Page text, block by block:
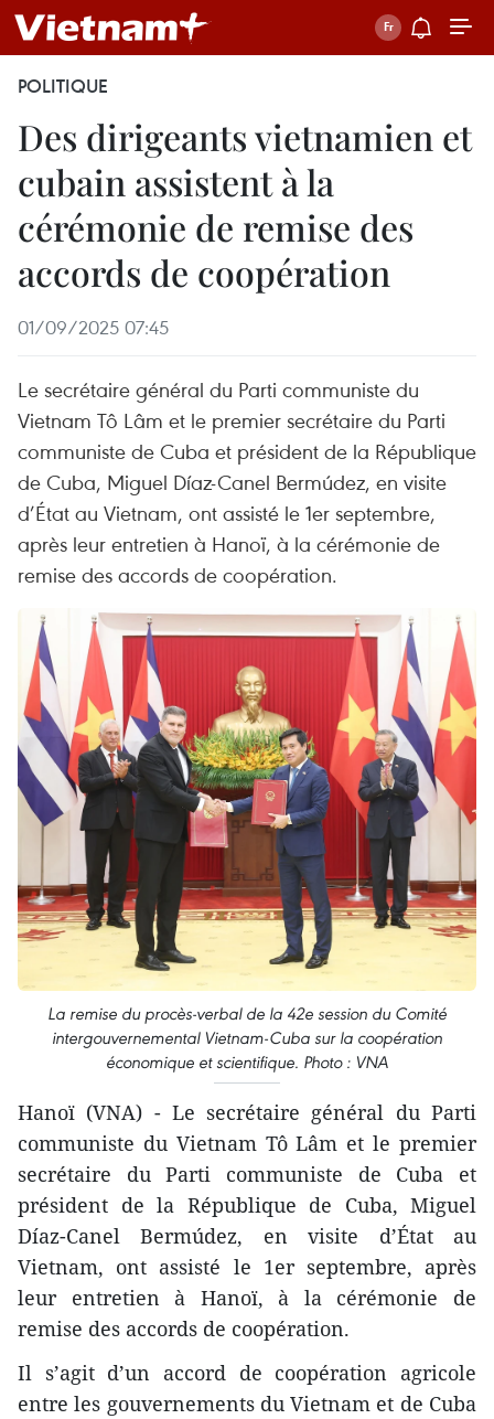
POLITIQUE
Des dirigeants vietnamien et
cubain assistent à la
cérémonie de remise des
accords de coopération
01/09/2025 07:45
Le secrétaire général du Parti communiste du
Vietnam Tô Lâm et le premier secrétaire du Parti
communiste de Cuba et président de la République
de Cuba, Miguel Díaz-Canel Bermúdez, en visite
d’État au Vietnam, ont assisté le 1er septembre,
après leur entretien à Hanoï, à la cérémonie de
remise des accords de coopération.
La remise du procès-verbal de la 42e session du Comité
intergouvernemental Vietnam-Cuba sur la coopération
économique et scientifique. Photo : VNA
Hanoï (VNA) - Le secrétaire général du Parti
communiste du Vietnam Tô Lâm et le premier
secrétaire du Parti communiste de Cuba et
président de la République de Cuba, Miguel
Díaz-Canel Bermúdez, en visite d’État au
Vietnam, ont assisté le 1er septembre, après
leur entretien à Hanoï, à la cérémonie de
remise des accords de coopération.
Il s’agit d’un accord de coopération agricole
entre les gouvernements du Vietnam et de Cuba